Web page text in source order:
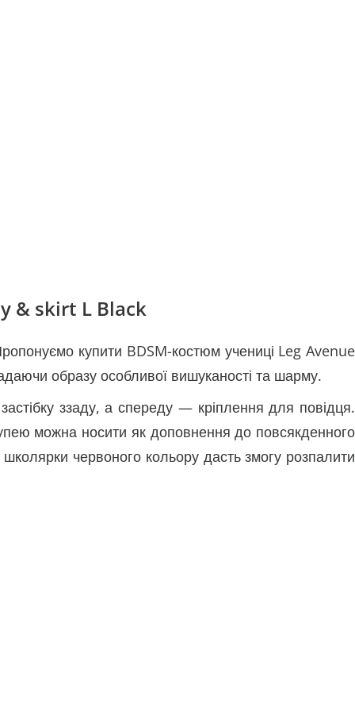
& skirt L Black
купити BDSM-костюм учениці Leg Avenue
образу особливої ​​вишуканості та шарму.
ззаду, а спереду — кріплення для повідця.
можна носити як доповнення до повсякденного
червоного кольору дасть змогу розпалити